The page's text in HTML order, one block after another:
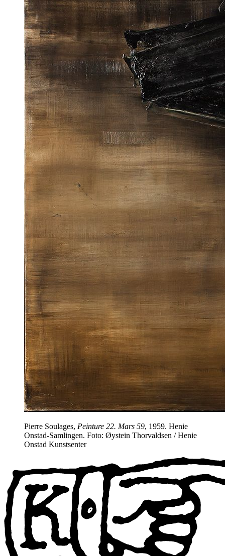
Pierre Soulages, Peinture 22. Mars 59, 1959. Henie
Onstad-Samlingen. Foto: Øystein Thorvaldsen / Henie
Onstad Kunstsenter